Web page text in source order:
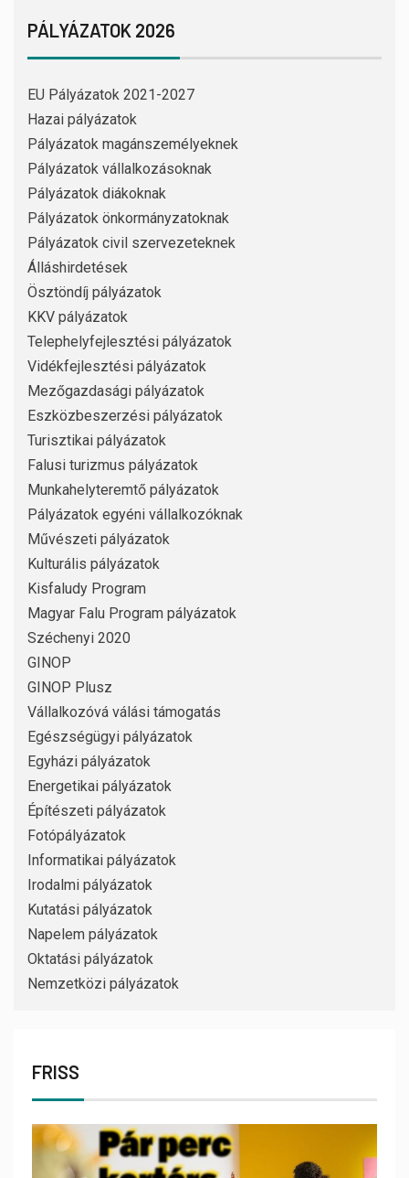
PÁLYÁZATOK 2026
EU Pályázatok 2021-2027
Hazai pályázatok
Pályázatok magánszemélyeknek
Pályázatok vállalkozásoknak
Pályázatok diákoknak
Pályázatok önkormányzatoknak
Pályázatok civil szervezeteknek
Álláshirdetések
Ösztöndíj pályázatok
KKV pályázatok
Telephelyfejlesztési pályázatok
Vidékfejlesztési pályázatok
Mezőgazdasági pályázatok
Eszközbeszerzési pályázatok
Turisztikai pályázatok
Falusi turizmus pályázatok
Munkahelyteremtő pályázatok
Pályázatok egyéni vállalkozóknak
Művészeti pályázatok
Kulturális pályázatok
Kisfaludy Program
Magyar Falu Program pályázatok
Széchenyi 2020
GINOP
GINOP Plusz
Vállalkozóvá válási támogatás
Egészségügyi pályázatok
Egyházi pályázatok
Energetikai pályázatok
Építészeti pályázatok
Fotópályázatok
Informatikai pályázatok
Irodalmi pályázatok
Kutatási pályázatok
Napelem pályázatok
Oktatási pályázatok
Nemzetközi pályázatok
FRISS